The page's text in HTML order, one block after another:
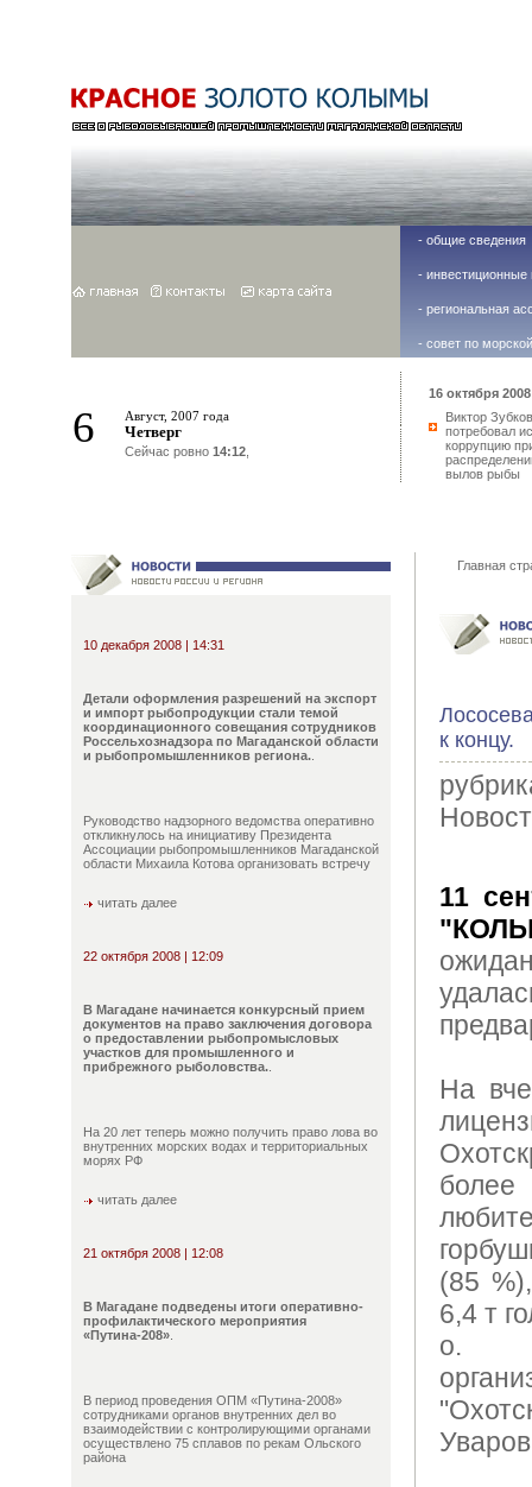
- общие сведения
- инвестиционные
- региональная
- совет по
6 Август, 2007 года
Четверг
Сейчас ровно 14:12
16 октября
Виктор Зубков
потребовал
коррупцию
вылов рыбы
10 декабря 2008 | 14:31
Детали оформления разрешений на экспорт
и импорт рыбопродукции стали темой
координационного совещания сотрудников
Россельхознадзора по Магаданской области
и рыбопромышленников региона.
Руководство надзорного ведомства оперативно
откликнулось на инициативу Президента
Ассоциации рыбопромышленников Магаданской
области Михаила Котова организовать встречу
читать далее
22 октября 2008 | 12:09
В Магадане начинается конкурсный прием
документов на право заключения договора
о предоставлении рыбопромысловых
участков для промышленного и
прибрежного рыболовства.
На 20 лет теперь можно получить право лова во
внутренних морских водах и территориальных
морях РФ
читать далее
21 октября 2008 | 12:08
В Магадане подведены итоги оперативно-
профилактического мероприятия
«Путина-208»
В период проведения ОПМ «Путина-2008»
сотрудниками органов внутренних дел во
взаимодействии с контролирующими органами
осуществлено 75 сплавов по рекам Ольского
района
Главная
к концу.
11
На
(85
6,4 т
о.